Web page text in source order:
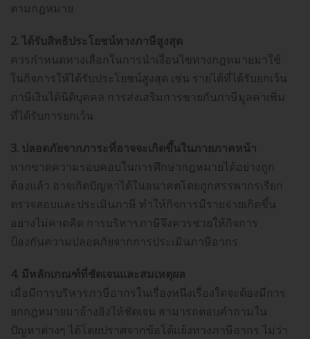
ตามกฎหมาย
2. ได้รับสิทธิประโยชน์ทางภาษีสูงสุด
ควรกำหนดทางเลือกในการนำเงื่อนไขทางกฎหมายมาใช้
ในกิจการให้ได้รับประโยชน์สูงสุด เช่น รายได้ที่ได้รับยกเว้น
ภาษีเงินได้นิติบุคคล การส่งเสริมการขายกับภาษีมูลค่าเพิ่ม
ที่ได้รับการยกเว้น
3. ปลอดภัยจากภาระที่อาจจะเกิดขึ้นในภายภาคหน้า
หากขาดความรอบคอบในการศึกษากฎหมายได้อย่างถูก
ต้องแล้ว อาจเกิดปัญหาได้ในอนาคตโดยถูกสรรพากรเรียก
ตรวจสอบและประเมินภาษี ทำให้กิจการมีรายจ่ายเกิดขึ้น
อย่างไม่คาดคิด การบริหารภาษีจึงควรช่วยให้กิจการ
ป้องกันความปลอดภัยจากการประเมินภาษีอากร
4. มีหลักเกณฑ์ที่ชัดเจนและสมเหตุผล
เมื่อมีการบริหารภาษีอากรในเรื่องหนึ่งเรื่องใดจะต้องมีการ
ยกกฎหมายมาอ้างอิงให้ชัดเจน สามารถตอบคำถามใน
ปัญหาต่างๆ ได้โดยปราศจากข้อโต้แย้งทางภาษีอากร ไม่ว่า